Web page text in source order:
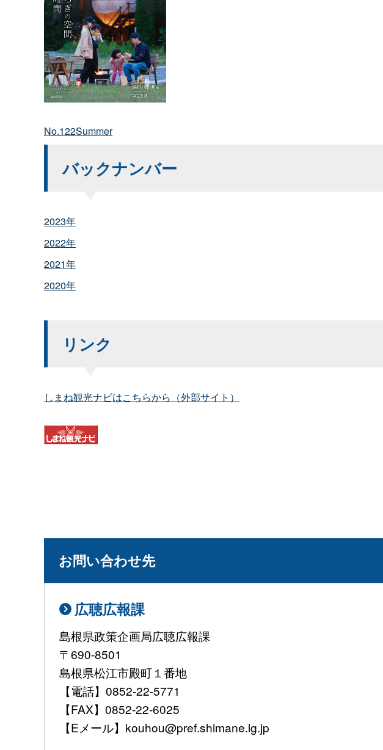
No.122Summer
バックナンバー
2023年
2022年
2021年
2020年
リンク
しまね観光ナビはこちらから（外部サイト）
お問い合わせ先
広聴広報課
島根県政策企画局広聴広報課
〒690-8501
島根県松江市殿町１番地
【電話】0852-22-5771
【FAX】0852-22-6025
【Eメール】kouhou@pref.shimane.lg.jp